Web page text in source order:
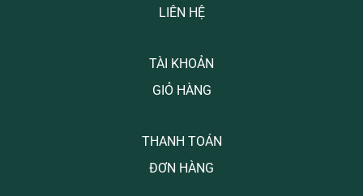
LIÊN HỆ
TÀI KHOẢN
GIỎ HÀNG
THANH TOÁN
ĐƠN HÀNG